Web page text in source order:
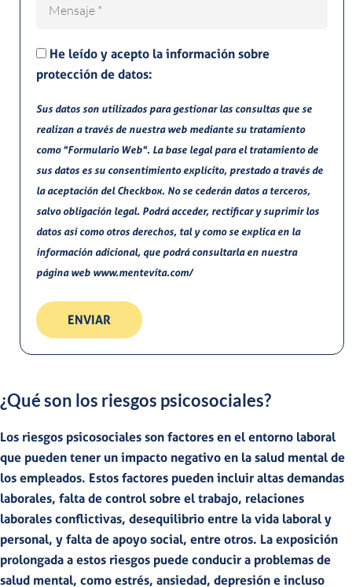
He leído y acepto la información sobre
protección de datos:
Sus datos son utilizados para gestionar las consultas que se
realizan a través de nuestra web mediante su tratamiento
como "Formulario Web". La base legal para el tratamiento de
sus datos es su consentimiento explícito, prestado a través de
la aceptación del Checkbox. No se cederán datos a terceros,
salvo obligación legal. Podrá acceder, rectificar y suprimir los
datos así como otros derechos, tal y como se explica en la
información adicional, que podrá consultarla en nuestra
página web www.mentevita.com/
ENVIAR
¿Qué son los riesgos psicosociales?
Los riesgos psicosociales son factores en el entorno laboral
que pueden tener un impacto negativo en la salud mental de
los empleados. Estos factores pueden incluir altas demandas
laborales, falta de control sobre el trabajo, relaciones
laborales conflictivas, desequilibrio entre la vida laboral y
personal, y falta de apoyo social, entre otros. La exposición
prolongada a estos riesgos puede conducir a problemas de
salud mental, como estrés, ansiedad, depresión e incluso